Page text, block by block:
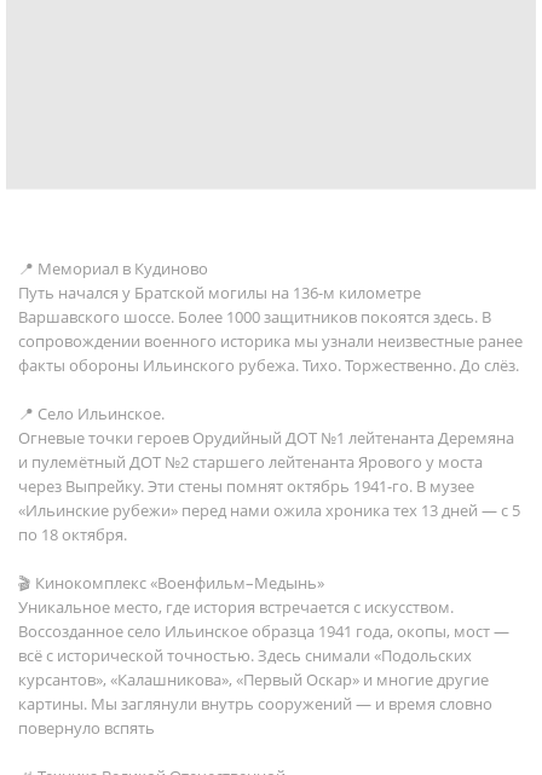
📍 Мемориал в Кудиново
Путь начался у Братской могилы на 136-м километре
Варшавского шоссе. Более 1000 защитников покоятся здесь. В
сопровождении военного историка мы узнали неизвестные ранее
факты обороны Ильинского рубежа. Тихо. Торжественно. До слёз.
📍 Село Ильинское.
Огневые точки героев Орудийный ДОТ №1 лейтенанта Деремяна
и пулемётный ДОТ №2 старшего лейтенанта Ярового у моста
через Выпрейку. Эти стены помнят октябрь 1941-го. В музее
«Ильинские рубежи» перед нами ожила хроника тех 13 дней — с 5
по 18 октября.
🎬 Кинокомплекс «Военфильм–Медынь»
Уникальное место, где история встречается с искусством.
Воссозданное село Ильинское образца 1941 года, окопы, мост —
всё с исторической точностью. Здесь снимали «Подольских
курсантов», «Калашникова», «Первый Оскар» и многие другие
картины. Мы заглянули внутрь сооружений — и время словно
повернуло вспять